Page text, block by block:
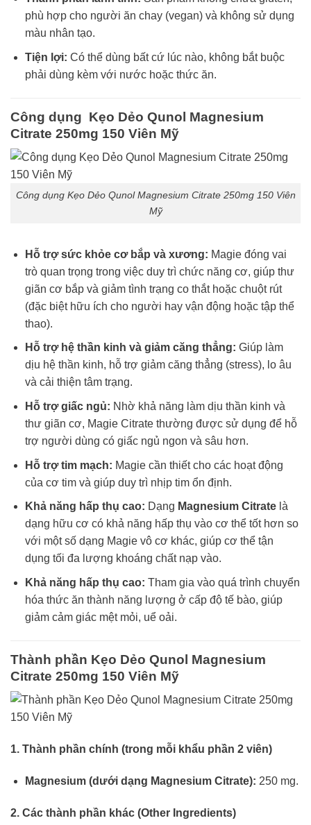
phù hợp cho người ăn chay (vegan) và không sử dụng
màu nhân tạo.
Tiện lợi: Có thể dùng bất cứ lúc nào, không bắt buộc
phải dùng kèm với nước hoặc thức ăn.
Công dụng Kẹo Dẻo Qunol Magnesium
Citrate 250mg 150 Viên Mỹ
Công dụng Kẹo Dẻo Qunol Magnesium Citrate 250mg 150 Viên
Mỹ
Hỗ trợ sức khỏe cơ bắp và xương: Magie đóng vai
trò quan trọng trong việc duy trì chức năng cơ, giúp thư
giãn cơ bắp và giảm tình trạng co thắt hoặc chuột rút
(đặc biệt hữu ích cho người hay vận động hoặc tập thể
thao).
Hỗ trợ hệ thần kinh và giảm căng thẳng: Giúp làm
dịu hệ thần kinh, hỗ trợ giảm căng thẳng (stress), lo âu
và cải thiện tâm trạng.
Hỗ trợ giấc ngủ: Nhờ khả năng làm dịu thần kinh và
thư giãn cơ, Magie Citrate thường được sử dụng để hỗ
trợ người dùng có giấc ngủ ngon và sâu hơn.
Hỗ trợ tim mạch: Magie cần thiết cho các hoạt động
của cơ tim và giúp duy trì nhịp tim ổn định.
Khả năng hấp thụ cao: Dạng Magnesium Citratelà
dạng hữu cơ có khả năng hấp thụ vào cơ thể tốt hơn so
với một số dạng Magie vô cơ khác, giúp cơ thể tận
dụng tối đa lượng khoáng chất nạp vào.
Khả năng hấp thụ cao: Tham gia vào quá trình chuyển
hóa thức ăn thành năng lượng ở cấp độ tế bào, giúp
giảm cảm giác mệt mỏi, uể oải.
Thành phần Kẹo Dẻo Qunol Magnesium
Citrate 250mg 150 Viên Mỹ
1. Thành phần chính (trong mỗi khẩu phần 2 viên)
Magnesium (dưới dạng Magnesium Citrate): 250 mg.
2. Các thành phần khác (Other Ingredients)